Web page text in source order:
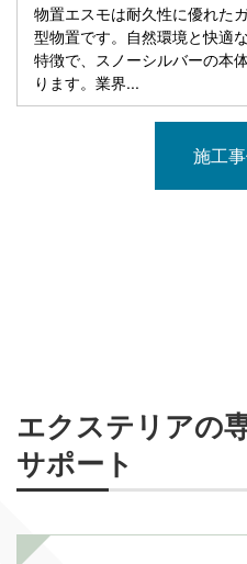
物置エスモは耐久性に優れた
型物置です。自然環境と快適
特徴で、スノーシルバーの本
ります。業界...
施工
エクステリアの
サポート